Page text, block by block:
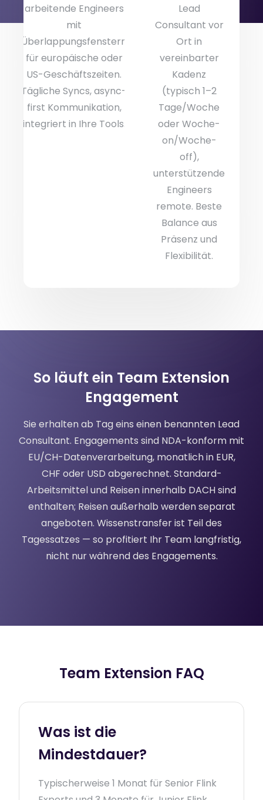
arbeitende Engineers
mit
Überlappungsfenstern
für europäische oder
US-Geschäftszeiten.
Tägliche Syncs, async-
first Kommunikation,
integriert in Ihre Tools.
Lead
Consultant vor
Ort in
vereinbarter
Kadenz
(typisch 1–2
Tage/Woche
oder Woche-
on/Woche-
off),
unterstützende
Engineers
remote. Beste
Balance aus
Präsenz und
Flexibilität.
So läuft ein Team Extension
Engagement
Sie erhalten ab Tag eins einen benannten Lead
Consultant. Engagements sind NDA-konform mit
EU/CH-Datenverarbeitung, monatlich in EUR,
CHF oder USD abgerechnet. Standard-
Arbeitsmittel und Reisen innerhalb DACH sind
enthalten; Reisen außerhalb werden separat
angeboten. Wissenstransfer ist Teil des
Tagessatzes — so profitiert Ihr Team langfristig,
nicht nur während des Engagements.
Team Extension FAQ
Was ist die
Mindestdauer?
Typischerweise 1 Monat für Senior Flink